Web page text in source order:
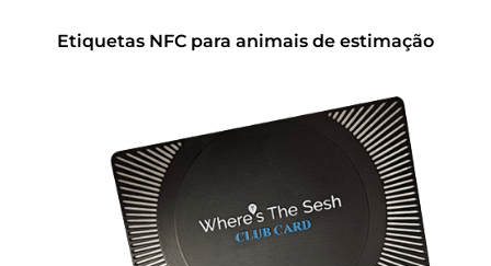
Etiquetas NFC para animais de estimação